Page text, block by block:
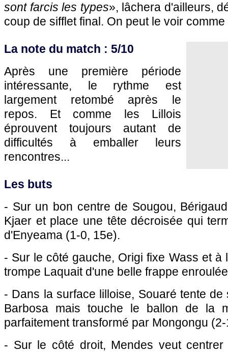
sont farcis les types», lâchera d'ailleurs,
coup de sifflet final. On peut le voir comme
La note du match : 5/10
Après une première période
intéressante, le rythme est
largement retombé après le
repos. Et comme les Lillois
éprouvent toujours autant de
difficultés à emballer leurs
rencontres...
Les buts
- Sur un bon centre de Sougou,
Kjaer et place une tête décroisée qui
d'Enyeama (1-0, 15e).
- Sur le côté gauche, Origi fixe Wass et à
trompe Laquait d'une belle frappe
- Dans la surface lilloise, Souaré tente de
Barbosa mais touche le ballon de la
parfaitement transformé par Mongongu
- Sur le côté droit, Mendes veut